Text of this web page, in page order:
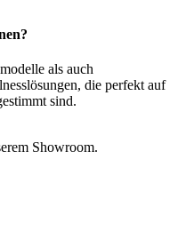
als auch
die perfekt auf
sind.
Showroom.